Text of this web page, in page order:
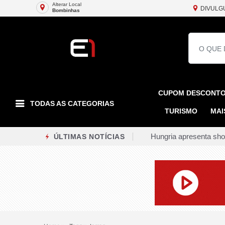
Alterar Local
Bombinhas
TODAS AS CATEGORIAS
CUPOM
TURISMO
ÚLTIMAS NOTÍCIAS Hungria apresenta
Rio de Janeiro
Ciclone extratropical